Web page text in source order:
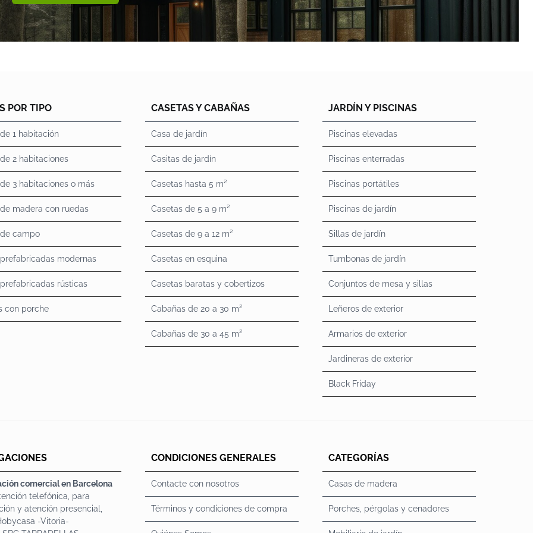
POR TIPO
1 habitación
2 habitaciones
3 habitaciones o más
madera con ruedas
campo
modernas
rústicas
con porche
CASETAS Y CABAÑAS
Casa de jardín
Casitas de jardín
Casetas hasta 5 m²
Casetas de 5 a 9 m²
Casetas de 9 a 12 m²
Casetas en esquina
Casetas baratas y cobertizos
Cabañas de 20 a 30 m²
Cabañas de 30 a 45 m²
JARDÍN Y PISCINAS
Piscinas elevadas
Piscinas enterradas
Piscinas portátiles
Piscinas de jardín
Sillas de jardín
Tumbonas de jardín
Conjuntos de mesa y sillas
Leñeros de exterior
Armarios de exterior
Jardineras de exterior
Black Friday
comercial en Barcelona
telefónica, para
y atención presencial,
-Vitoria-
CONDICIONES GENERALES
Contacte con nosotros
Términos y condiciones de compra
CATEGORÍAS
Casas de madera
Porches, pérgolas y cenadores